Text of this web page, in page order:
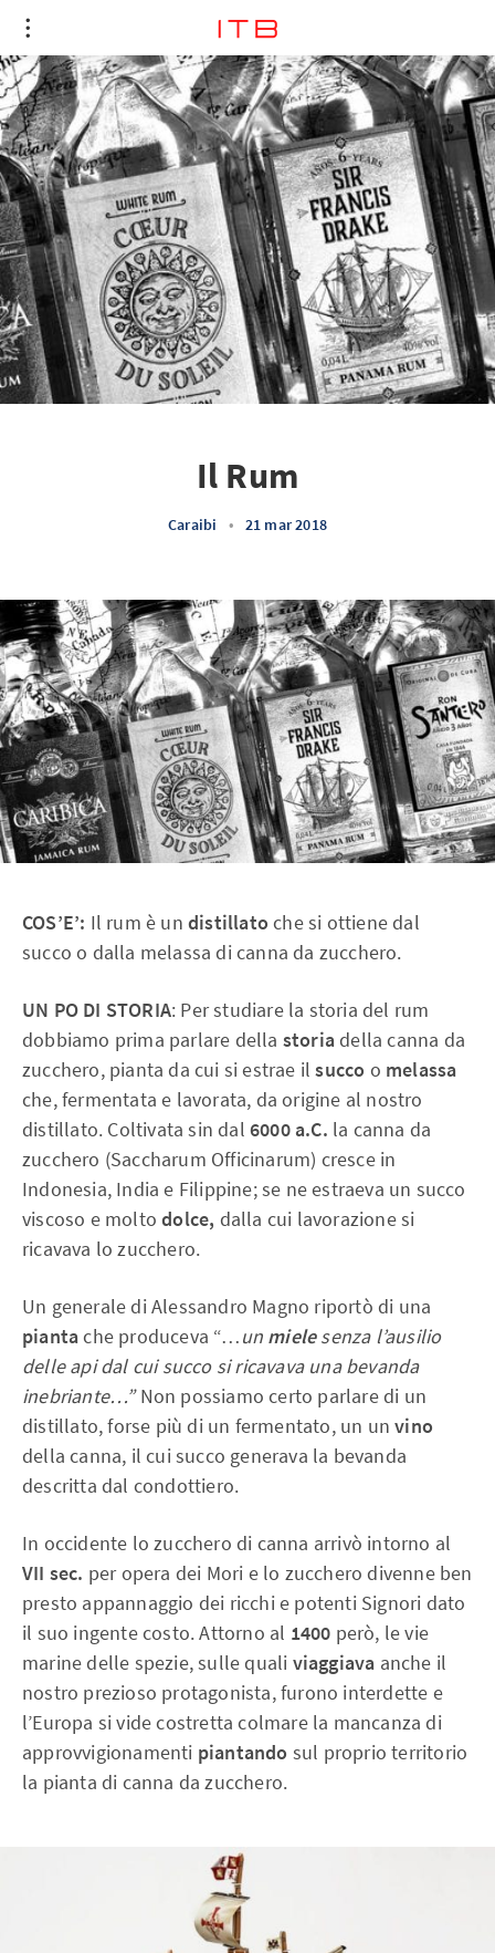
Il Rum
Caraibi • 21 mar 2018
COS’E’: Il rum è undistillato che si ottiene dal
succo o dalla melassa di canna da zucchero.
UN PO DI STORIA: Per studiare la storia del rum
dobbiamo prima parlare della storia della canna da
zucchero, pianta da cui si estrae ilsucco o melassa
che, fermentata e lavorata, da origine al nostro
distillato. Coltivata sin dal6000 a.C. la canna da
zucchero (Saccharum Officinarum) cresce in
Indonesia, India e Filippine; se ne estraeva un succo
viscoso e moltodolce, dalla cui lavorazione si
ricavava lo zucchero.
Un generale di Alessandro Magno riportò di una
pianta che produceva “…un mielesenza l’ausilio
delle api dal cui succo si ricavava una bevanda
inebriante…”Non possiamo certo parlare di un
distillato, forse più di un fermentato, un unvino
della canna, il cui succo generava la bevanda
descritta dal condottiero.
In occidente lo zucchero di canna arrivò intorno al
VII sec. per opera dei Mori e lo zucchero divenne ben
presto appannaggio dei ricchi e potenti Signori dato
il suo ingente costo. Attorno al 1400 però, le vie
marine delle spezie, sulle quali viaggiava anche il
nostro prezioso protagonista, furono interdette e
l’Europa si vide costretta colmare la mancanza di
approvvigionamenti piantando sul proprio territorio
la pianta di canna da zucchero.